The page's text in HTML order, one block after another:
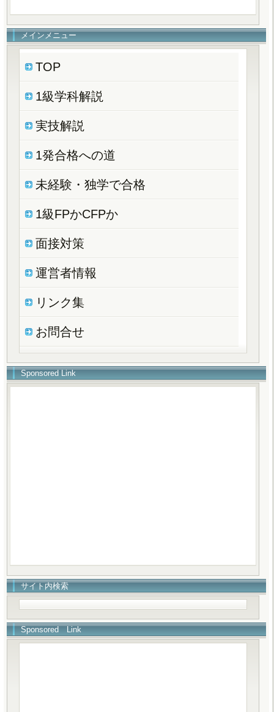
メインメニュー
TOP
1級学科解説
実技解説
1発合格への道
未経験・独学で合格
1級FPかCFPか
面接対策
運営者情報
リンク集
お問合せ
Sponsored Link
サイト内検索
Sponsored Link